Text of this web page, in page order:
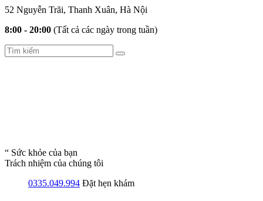
52 Nguyễn Trãi, Thanh Xuân, Hà Nội
8:00 - 20:00 (Tất cả các ngày trong tuần)
“ Sức khỏe của bạn
Trách nhiệm của chúng tôi
0335.049.994 Đặt hẹn khám